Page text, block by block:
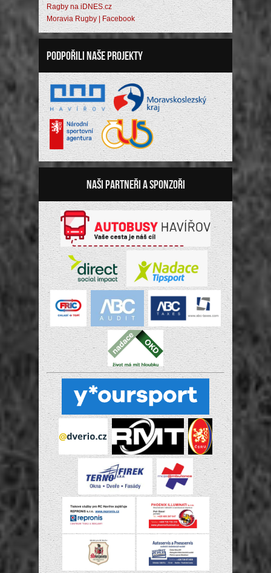
Ragby na iDNES.cz
Moravia Rugby | Facebook
Podpořili naše projekty
Naši partneři a sponzoři